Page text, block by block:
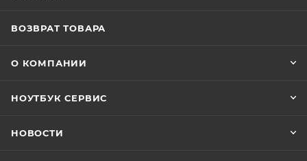
ВОЗВРАТ ТОВАРА
О КОМПАНИИ
НОУТБУК СЕРВИС
НОВОСТИ